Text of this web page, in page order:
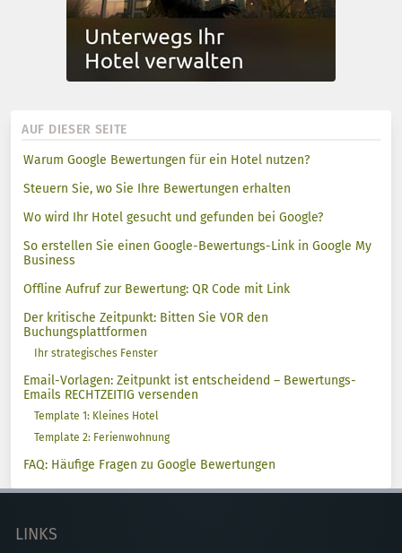
AUF DIESER SEITE
Warum Google Bewertungen für ein Hotel nutzen?
Steuern Sie, wo Sie Ihre Bewertungen erhalten
Wo wird Ihr Hotel gesucht und gefunden bei Google?
So erstellen Sie einen Google-Bewertungs-Link in Google My
Business
Offline Aufruf zur Bewertung: QR Code mit Link
Der kritische Zeitpunkt: Bitten Sie VOR den
Buchungsplattformen
Ihr strategisches Fenster
Email-Vorlagen: Zeitpunkt ist entscheidend – Bewertungs-
Emails RECHTZEITIG versenden
Template 1: Kleines Hotel
Template 2: Ferienwohnung
FAQ: Häufige Fragen zu Google Bewertungen
LINKS